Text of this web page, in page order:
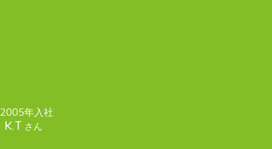
K.T さん
2005年入社